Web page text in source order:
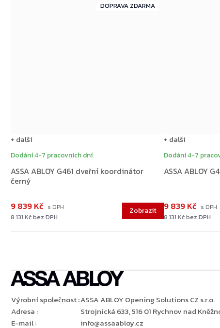
ZDARMA
ASSA ABLOY G461 dveřní koordinátor
černý
Dodání 4-7 pracovních dní
8 131 Kč bez DPH
9 839 Kč
+ další
ASSA ABLOY
Dodání 4-7
8 131 Kč bez DPH
9 839 Kč
+ další
Výrobní společnost:ASSA ABLOY Opening Solutions CZ s.r.o.
Adresa :
Strojnická 633, 516 01 Rychnov nad
E-mail: info@assaabloy.cz